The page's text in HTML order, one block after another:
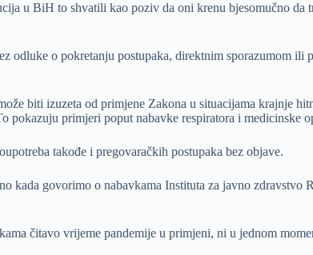
u BiH to shvatili kao poziv da oni krenu bjesomučno
odluke o pokretanju postupaka, direktnim sporazumom
biti izuzeta od primjene Zakona u situacijama krajnje
pokazuju primjeri poput nabavke respiratora i medicinske
takođe i pregovaračkih postupaka bez objave.
kada govorimo o nabavkama Instituta za javno
čitavo vrijeme pandemije u primjeni, ni u jednom